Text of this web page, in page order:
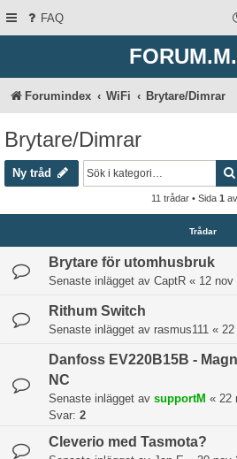
FAQ
Forumindex WiFi Brytare/Dimrar
Brytare/Dimrar
Ny tråd
11 trådar • Sida 1 av
Trådar
Brytare för utomhusbruk
Senaste inlägget av CaptR « 12 nov
Rithum Switch
Senaste inlägget av rasmus111 «
Danfoss EV220B15B -
NC
Senaste inlägget av supportM « 22
Svar: 2
Cleverio med Tasmota?